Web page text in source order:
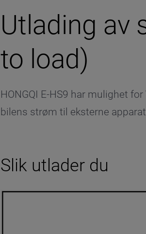
Utlading av
to load)
HONGQI E-HS9 har mulighet
bilens strøm til eksterne
Slik utlader du